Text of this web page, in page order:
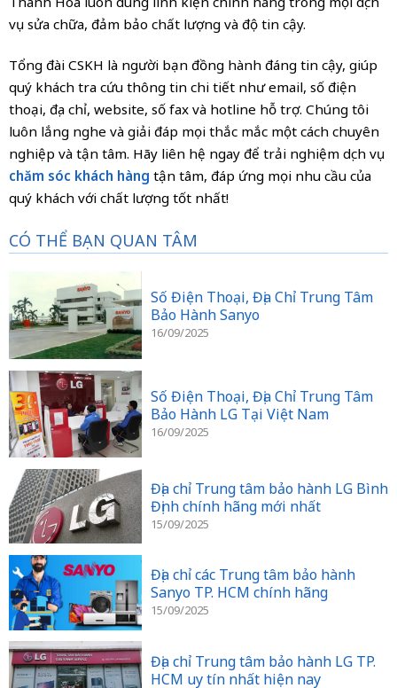
vụ sửa chữa, đảm bảo chất lượng và độ tin cậy.
Tổng đài CSKH là người bạn đồng hành đáng tin cậy, giúp
quý khách tra cứu thông tin chi tiết như email, số điện
thoại, địa chỉ, website, số fax và hotline hỗ trợ. Chúng tôi
luôn lắng nghe và giải đáp mọi thắc mắc một cách chuyên
nghiệp và tận tâm. Hãy liên hệ ngay để trải nghiệm dịch vụ
chăm sóc khách hàng tận tâm, đáp ứng mọi nhu cầu của
quý khách với chất lượng tốt nhất!
CÓ THỂ BẠN QUAN TÂM
Số Điện Thoại, Địa Chỉ Trung Tâm
Bảo Hành Sanyo
16/09/2025
Số Điện Thoại, Địa Chỉ Trung Tâm
Bảo Hành LG Tại Việt Nam
16/09/2025
Địa chỉ Trung tâm bảo hành LG Bình
Định chính hãng mới nhất
15/09/2025
Địa chỉ các Trung tâm bảo hành
Sanyo TP. HCM chính hãng
15/09/2025
Địa chỉ Trung tâm bảo hành LG TP.
HCM uy tín nhất hiện nay